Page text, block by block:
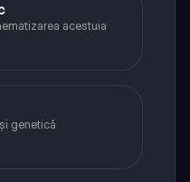
acestuia
genetică